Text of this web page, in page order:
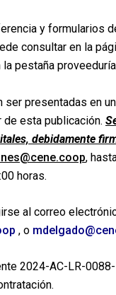
y formularios
consultar en la
la pestaña
ser presentadas en
esta publicación.
debidamente
,
horas.
al correo
, o
2024-AC-LR-